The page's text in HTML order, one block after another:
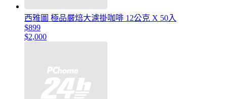
西雅圖 極品嚴焙大濾掛咖啡 12公克 X 50入
$899
$2,000